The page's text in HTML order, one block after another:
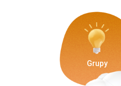
Grupy